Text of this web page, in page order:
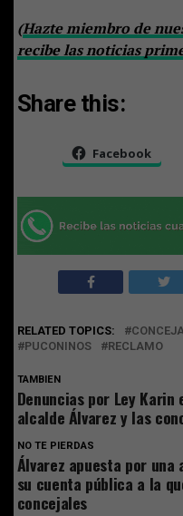
(Hazte miembro de
recibe las noticias
Share this:
Facebook
RELATED TOPICS:
PUCONINOS
RECLAMO
TAMBIEN
Denuncias por Ley
alcalde Álvarez y las
NO TE PIERDAS
Álvarez apuesta por
su cuenta pública a la
concejales